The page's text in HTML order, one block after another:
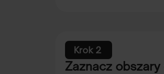
Krok 2
Zaznacz obszary